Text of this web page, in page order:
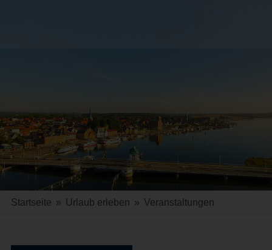
Startseite » Urlaub erleben » Veranstaltungen